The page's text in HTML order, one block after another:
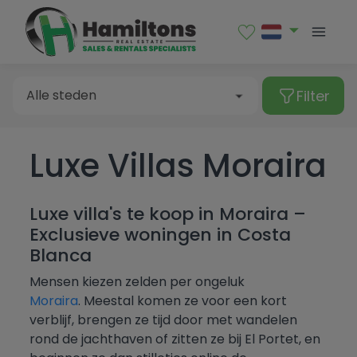
Alle steden
Albatera
Alcalalí
Alfaz del Pi
Algorfa
Almoradí
Filter
Type eigendom
Appartement
Bouwgrond
Bungalow
Commerciële ruimte
Albir
Alcalalí
Prijs
Van
Slaapkamers
Alle
Meer Filter
Luxe Villas Moraira
Luxe villa's te koop in Moraira –
Exclusieve woningen in Costa
Blanca
Mensen kiezen zelden per ongeluk
Moraira. Meestal komen ze voor een kort
verblijf, brengen ze tijd door met wandelen
rond de jachthaven of zitten ze bij El Portet, en